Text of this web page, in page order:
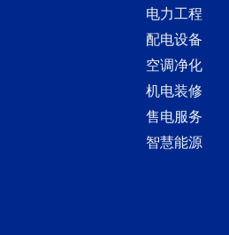
电力工程
配电设备
空调净化
机电装修
售电服务
智慧能源